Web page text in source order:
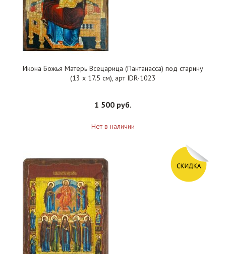
Икона Божья Матерь Всецарица (Пантанасса) под старину
(13 х 17.5 см), арт IDR-1023
1 500 руб.
Нет в наличии